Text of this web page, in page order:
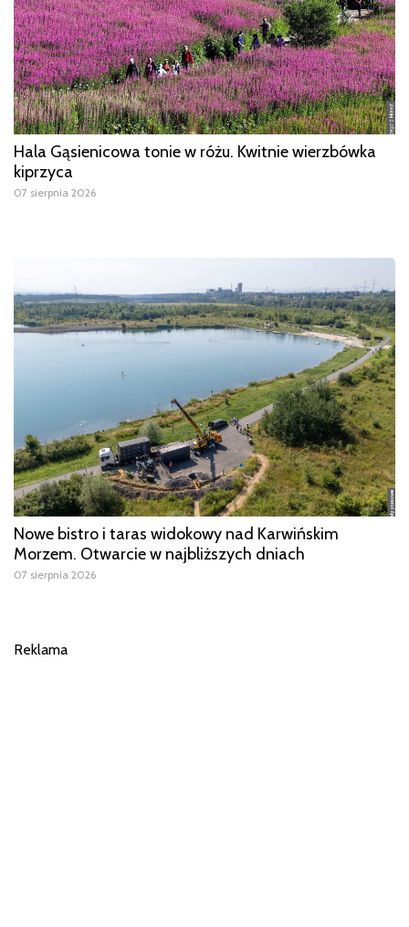
Hala Gąsienicowa tonie w różu. Kwitnie wierzbówka
kiprzyca
07 sierpnia 2026
Nowe bistro i taras widokowy nad Karwińskim
Morzem. Otwarcie w najbliższych dniach
07 sierpnia 2026
Reklama